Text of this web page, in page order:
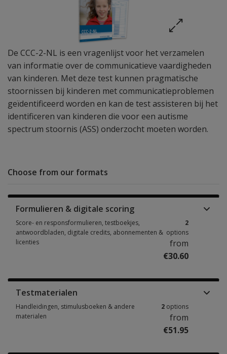
De CCC-2-NL is een vragenlijst voor het verzamelen
van informatie over de communicatieve vaardigheden
van kinderen. Met deze test kunnen pragmatische
stoornissen bij kinderen met communicatieproblemen
geïdentificeerd worden en kan de test assisteren bij het
identificeren van kinderen die voor een autisme
spectrum stoornis (ASS) onderzocht moeten worden.
Choose from our formats
Formulieren & digitale scoring
Score- en responsformulieren, testboekjes,
antwoordbladen, digitale credits, abonnementen &
licenties
2
options
from
€30.60
Testmaterialen
Handleidingen, stimulusboeken & andere
materialen
2 options
from
€51.95